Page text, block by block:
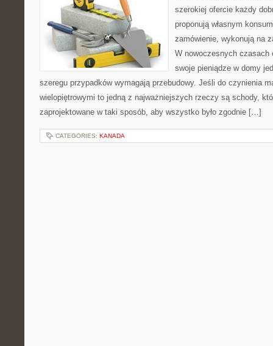
szerokiej ofercie każdy
proponują własnym
zamówienie, wykonują na
W nowoczesnych czasach
swoje pieniądze w domy
szeregu przypadków wymagają przebudowy. Jeśli do czynienia
wielopiętrowymi to jedną z najważniejszych rzeczy są schody,
zaprojektowane w taki sposób, aby wszystko było zgodnie […]
CATEGORIES: KANADA